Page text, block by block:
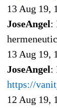
13 Aug 19,
JoseAngel:
13 Aug 19,
JoseAngel:
https://
12 Aug 19,